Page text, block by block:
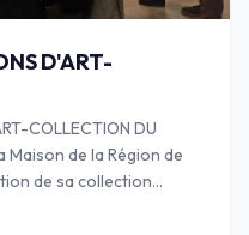
D'ART-
COLLECTION DU
Maison de la Région de
de sa collection